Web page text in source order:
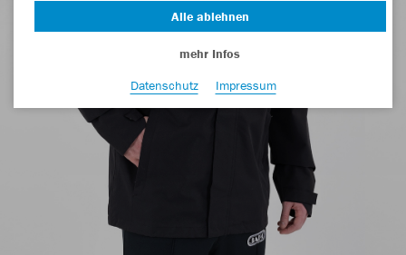
Alle ablehnen
mehr Infos
Datenschutz
Impressum